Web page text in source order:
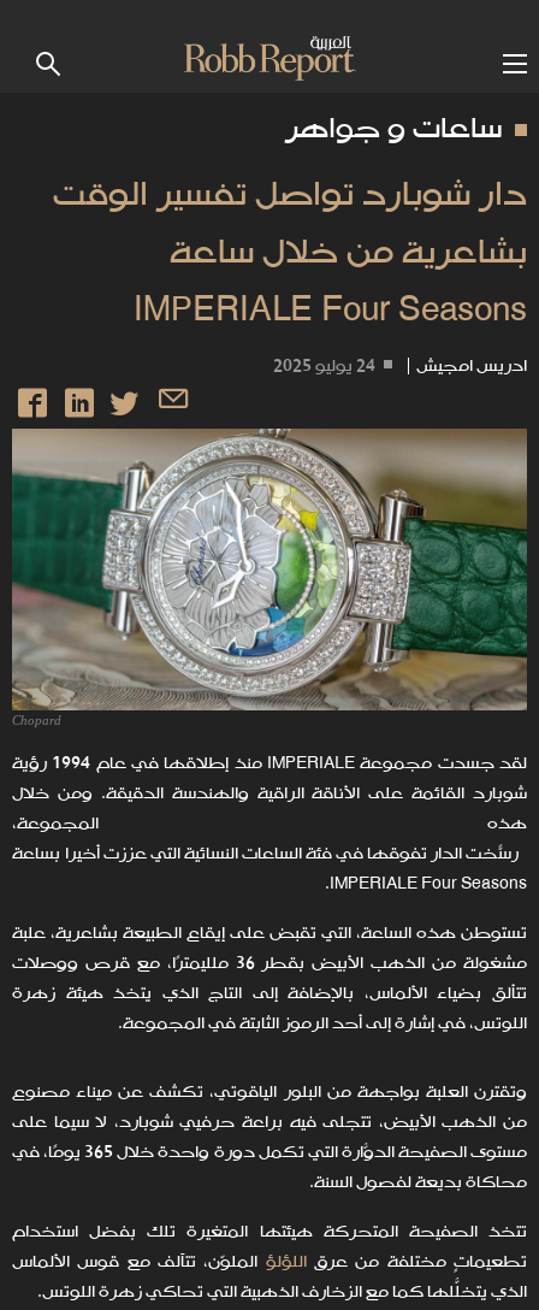
ساعات و جواهر
دار شوبارد تواصل تفسير الوقت
بشاعرية من خلال ساعة
IMPERIALE Four Seasons
ادريس امجيش | 24 يوليو 2025
Chopard
لقد جسدت مجموعة IMPERIALE منذ إطلاقها في عام 1994 رؤية
شوبارد القائمة على الأناقة الراقية والهندسة الدقيقة. ومن خلال
هذه المجموعة،
رسّخت الدار تفوقها في فئةالتي عززت أخيرًا بساعة
IMPERIALE Four Seasons.
تستوطن هذه الساعة، التي تقبض على إيقاع الطبيعة بشاعرية، علبة
مشغولة من الذهب الأبيض بقطر 36 ملليمترًا، مع قرص ووصلات
تتألق بضياء الألماس، بالإضافة إلى التاج الذي يتخذ هيئة زهرة
اللوتس، في إشارة إلى أحد الرموز الثابتة في المجموعة.
وتقترن العلبة بواجهة من البلور الياقوتي، تكشف عن ميناء مصنوع
من الذهب الأبيض، تتجلى فيه براعة حرفيي شوبارد، لا سيما على
مستوى الصفيحة الدوّارة التي تُكمل دورة واحدة خلال 365 يومًا، في
محاكاة بديعة لفصول السنة.
تتخذ الصفيحة المتحركة هيئتها المتغيرة تلك بفضل استخدام
تطعيماتٍ مختلفة من عرقاللؤلؤ الملوّن، تتآلف مع قوس الألماس
الذي يتخلّلها كما مع الزخارف الذهبية التي تُحاكي زهرة اللوتس.